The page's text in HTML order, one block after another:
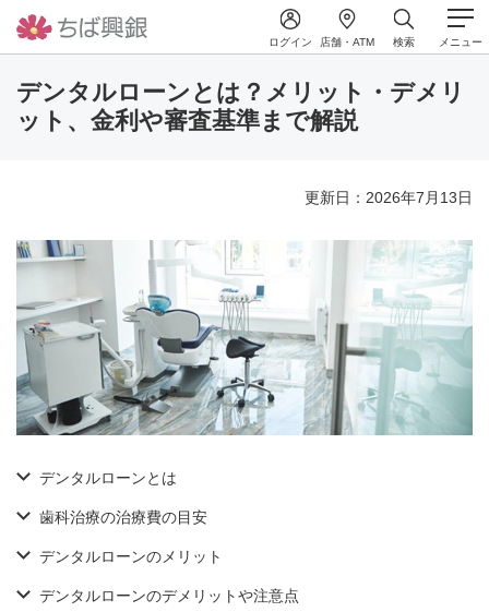
ログイン 店舗・ATM 検索 メニュー
デンタルローンとは？メリット・デメリ
ット、金利や審査基準まで解説
更新日：2026年7月13日
デンタルローンとは
歯科治療の治療費の目安
デンタルローンのメリット
デンタルローンのデメリットや注意点